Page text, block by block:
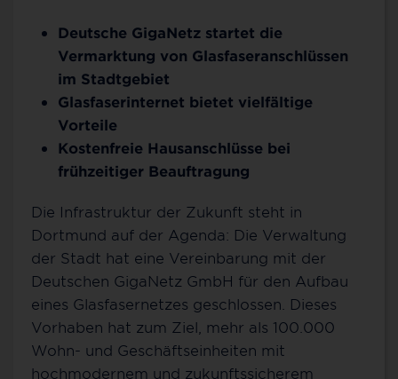
Deutsche GigaNetz startet die
Vermarktung von Glasfaseranschlüssen
im Stadtgebiet
Glasfaserinternet bietet vielfältige
Vorteile
Kostenfreie Hausanschlüsse bei
frühzeitiger Beauftragung
Die Infrastruktur der Zukunft steht in
Dortmund auf der Agenda: Die Verwaltung
der Stadt hat eine Vereinbarung mit der
Deutschen GigaNetz GmbH für den Aufbau
eines Glasfasernetzes geschlossen. Dieses
Vorhaben hat zum Ziel, mehr als 100.000
Wohn- und Geschäftseinheiten mit
hochmodernem und zukunftssicherem